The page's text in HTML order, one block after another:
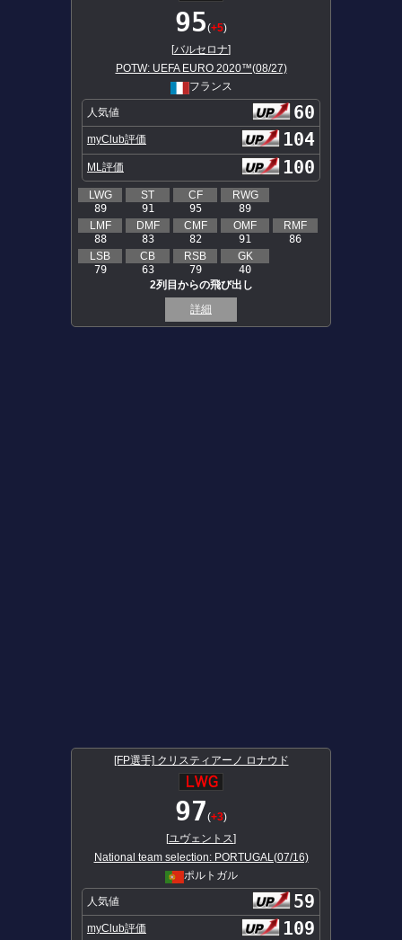
95(+5)
[バルセロナ]
POTW: UEFA EURO 2020™(08/27)
フランス
人気値 60
myClub評価 104
ML評価 100
LWG
89
ST
91
CF
95
RWG
89
LMF
88
DMF
83
CMF
82
OMF
91
RMF
86
LSB
79
CB
63
RSB
79
GK
40
2列目からの飛び出し
詳細
[FP選手] クリスティアーノ ロナウド
97(+3)
[ユヴェントス]
National team selection: PORTUGAL(07/16)
ポルトガル
人気値 59
myClub評価 109